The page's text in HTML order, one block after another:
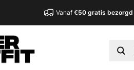
Vanaf €50 gratis bezorgd